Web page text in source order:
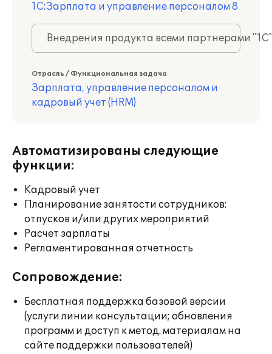
1С:Зарплата и управление персоналом 8
Внедрения продукта всеми партнерами
Отрасль / Функциональная задача
Зарплата, управление персоналом и
кадровый учет (HRM)
Автоматизированы следующие
функции:
Кадровый учет
Планирование занятости сотрудников:
отпусков и/или других мероприятий
Расчет зарплаты
Регламентированная отчетность
Сопровождение:
Бесплатная поддержка базовой версии
(услуги линии консультации; обновления
программ и доступ к метод. материалам на
сайте поддержки пользователей)